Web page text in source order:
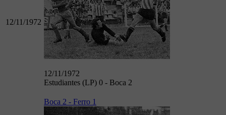
12/11/1972
12/11/1972
Estudiantes (LP) 0 - Boca 2
Boca 2 - Ferro 1